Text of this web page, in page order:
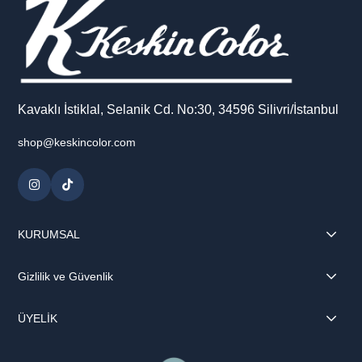
Kavaklı İstiklal, Selanik Cd. No:30, 34596 Silivri/İstanbul
shop@keskincolor.com
KURUMSAL
Gizlilik ve Güvenlik
ÜYELİK